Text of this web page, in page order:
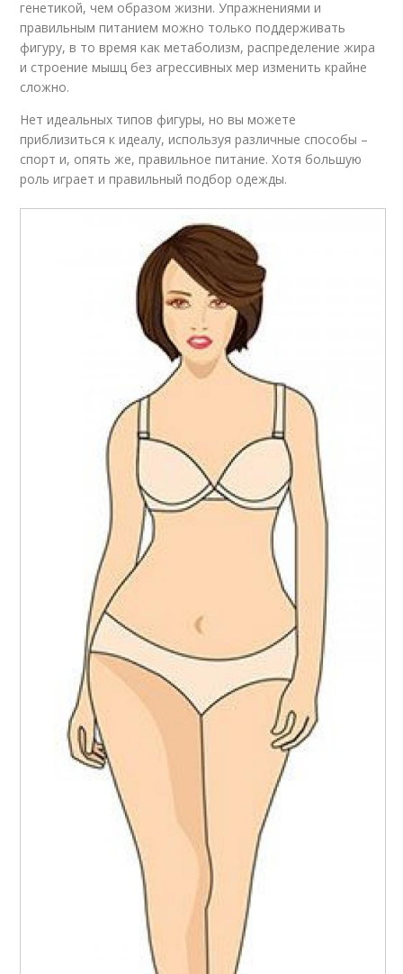
генетикой, чем образом жизни. Упражнениями и
правильным питанием можно только поддерживать
фигуру, в то время как метаболизм, распределение жира
и строение мышц без агрессивных мер изменить крайне
сложно.
Нет идеальных типов фигуры, но вы можете
приблизиться к идеалу, используя различные способы –
спорт и, опять же, правильное питание. Хотя большую
роль играет и правильный подбор одежды.